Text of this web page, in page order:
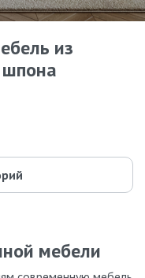
из
шпона
модели
мебели